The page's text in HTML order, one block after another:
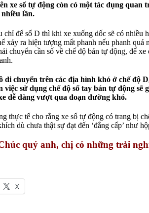
xe số tự động còn có một tác dụng
lần.
chỉ để số D thì khi xe xuống dốc sẽ có nhiều
xảy ra hiện tượng mất phanh nếu phanh
chuyển cần số về chế độ bán tự động, để
di chuyển trên các địa hình khó ở chế độ
sử dụng chế độ số tay bán tự động sẽ
dễ dàng vượt qua đoạn đường khó.
thực tế cho rằng xe số tự động có trang bị
dù chưa thật sự đạt đến ‘đẳng cấp’ như
quý anh, chị có những trải
X